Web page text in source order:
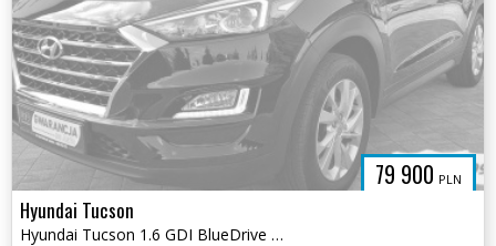
79 900 PLN
Hyundai Tucson
Hyundai Tucson 1.6 GDI BlueDrive Comfort 2WD